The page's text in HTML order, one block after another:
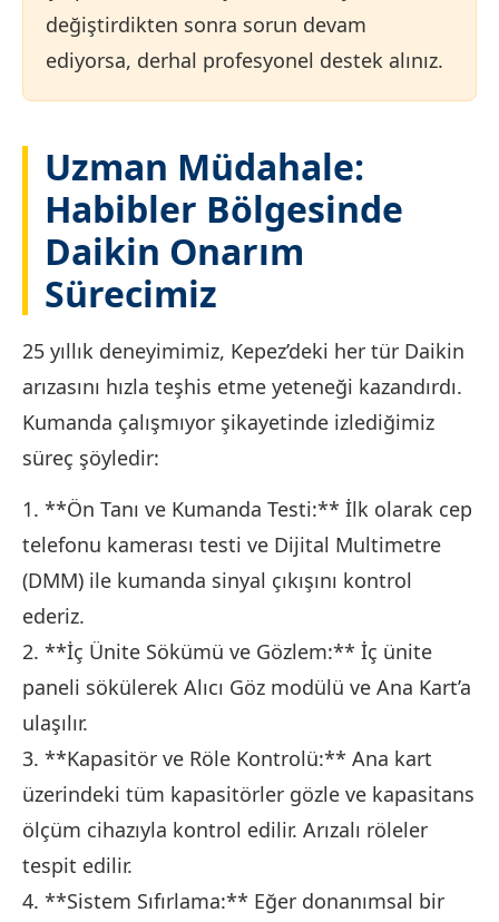
değiştirdikten sonra sorun devam
ediyorsa, derhal profesyonel destek alınız.
Uzman Müdahale:
Habibler Bölgesinde
Daikin Onarım
Sürecimiz
25 yıllık deneyimimiz, Kepez’deki her tür Daikin
arızasını hızla teşhis etme yeteneği kazandırdı.
Kumanda çalışmıyor şikayetinde izlediğimiz
süreç şöyledir:
1. **Ön Tanı ve Kumanda Testi:** İlk olarak cep
telefonu kamerası testi ve Dijital Multimetre
(DMM) ile kumanda sinyal çıkışını kontrol
ederiz.
2. **İç Ünite Sökümü ve Gözlem:** İç ünite
paneli sökülerek Alıcı Göz modülü ve Ana Kart’a
ulaşılır.
3. **Kapasitör ve Röle Kontrolü:** Ana kart
üzerindeki tüm kapasitörler gözle ve kapasitans
ölçüm cihazıyla kontrol edilir. Arızalı röleler
tespit edilir.
4. **Sistem Sıfırlama:** Eğer donanımsal bir